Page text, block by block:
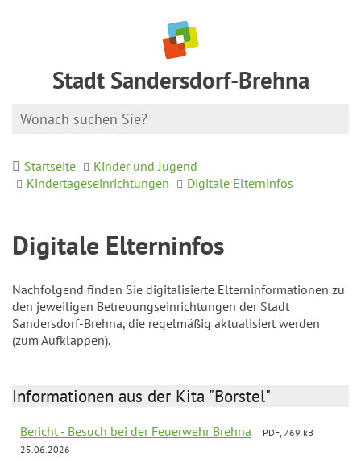
Stadt Sandersdorf-Brehna
Startseite
Kinder und Jugend
Kindertageseinrichtungen
Digitale Elterninfos
Digitale Elterninfos
Nachfolgend finden Sie digitalisierte Elterninformationen zu
den jeweiligen Betreuungseinrichtungen der Stadt
Sandersdorf-Brehna, die regelmäßig aktualisiert werden
(zum Aufklappen).
Informationen aus der Kita "Borstel"
Bericht - Besuch bei der Feuerwehr Brehna
PDF, 769 kB
25.06.2026